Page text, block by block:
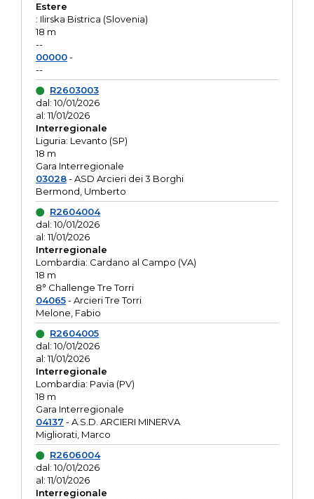
Estere
: Ilirska Bistrica (Slovenia)
18 m
--
00000-
--
R2603003
dal: 10/01/2026
al: 11/01/2026
Interregionale
Liguria: Levanto (SP)
18 m
Gara Interregionale
03028- ASD Arcieri dei 3 Borghi
Bermond, Umberto
R2604004
dal: 10/01/2026
al: 11/01/2026
Interregionale
Lombardia: Cardano al Campo (VA)
18 m
8° Challenge Tre Torri
04065- Arcieri Tre Torri
Melone, Fabio
R2604005
dal: 10/01/2026
al: 11/01/2026
Interregionale
Lombardia: Pavia (PV)
18 m
Gara Interregionale
04137 - A.S.D. ARCIERI MINERVA
Migliorati, Marco
R2606004
dal: 10/01/2026
al: 11/01/2026
Interregionale